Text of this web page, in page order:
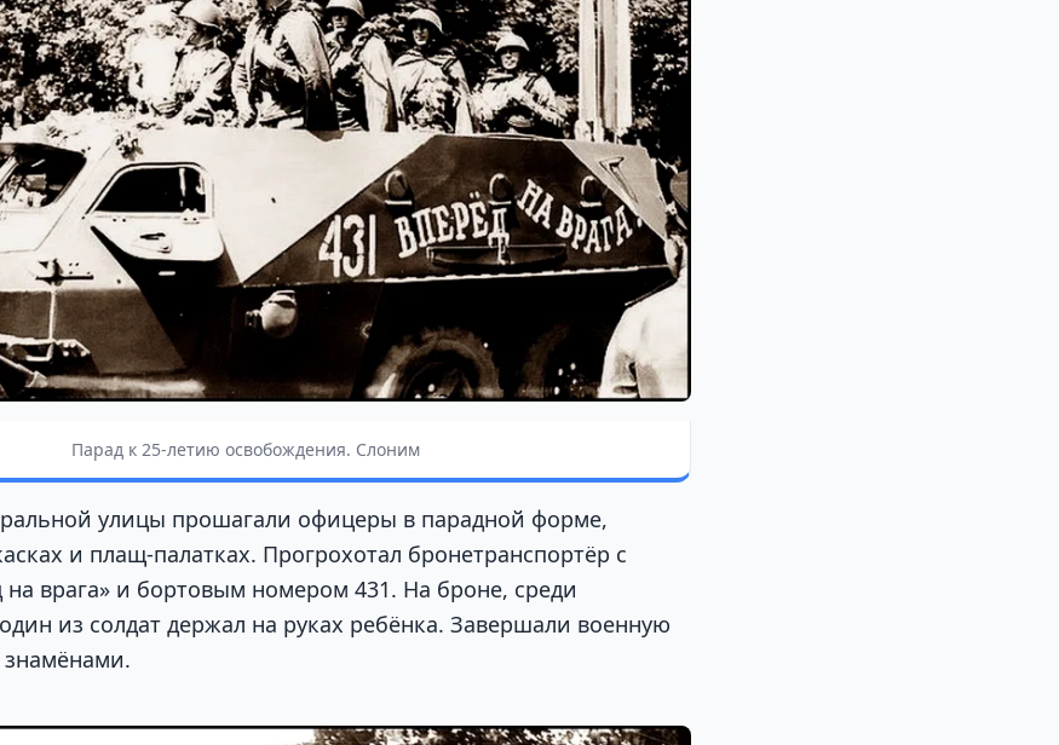
Парад к 25-летию освобождения. Слоним
улицы прошагали офицеры в парадной форме,
и плащ-палатках. Прогрохотал бронетранспортёр с
врага» и бортовым номером 431. На броне, среди
из солдат держал на руках ребёнка. Завершали военную
знамёнами.